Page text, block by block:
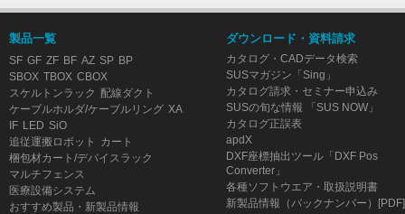
製品一覧
SF GF ZF BF AZ SP BP
SBOX TBOX CBOX
スケルトンラック 配線ダクト
ケーブルホルダ/ケーブルリング XA
IF LED SiO
追従運搬ロボット
カート
梱包材カート/デバイスラック
マルチフェンス
医療設備システム
おすすめ製品・新製品情報
ダウンロード・資料請求
カタログ・CADデータ検索
SUSマガジン「Sing」
カタログ請求・セミナー申込み
SUSの旬な情報 「SUS NOW」
カタログ正誤表
apdX
DXF座標抽出ツール「DXF Pos
Converter」
各種ソフトウエア・取扱説明書
新製品情報（バックナンバー）[PDF]